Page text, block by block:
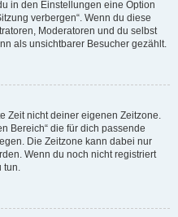
in den Einstellungen eine Option
verbergen“. Wenn du diese
Moderatoren und du selbst
als unsichtbarer Besucher gezählt.
Zeit nicht deiner eigenen Zeitzone.
Bereich“ die für dich passende
Die Zeitzone kann dabei nur
Wenn du noch nicht registriert
tun.